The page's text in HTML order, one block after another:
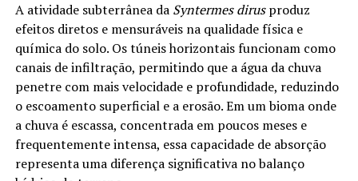
A atividade subterrânea da Syntermes dirusproduz
efeitos diretos e mensuráveis na qualidade física e
química do solo. Os túneis horizontais funcionam como
canais de infiltração, permitindo que a água da chuva
penetre com mais velocidade e profundidade, reduzindo
o escoamento superficial e a erosão. Em um bioma onde
a chuva é escassa, concentrada em poucos meses e
frequentemente intensa, essa capacidade de absorção
representa uma diferença significativa no balanço